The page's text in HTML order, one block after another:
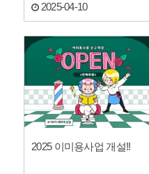
2025-04-10
2025 이미용사업 개설!!